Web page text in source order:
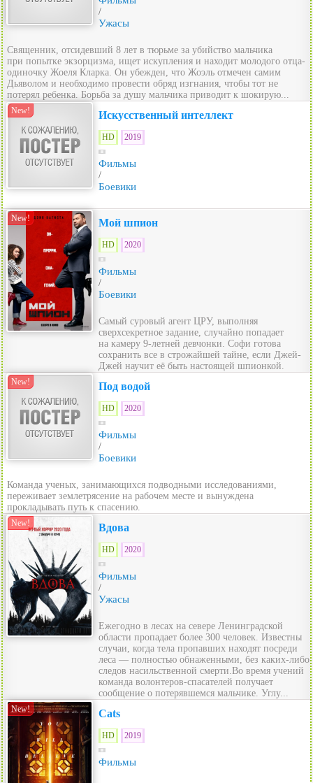
/
Ужасы
Священник, отсидевший 8 лет в тюрьме за убийство мальчика
при попытке экзорцизма, ищет искупления и находит молодого отца-
одиночку Жоеля Кларка. Он убежден, что Жоэль отмечен самим
Дьяволом и необходимо провести обряд изгнания, чтобы тот не
потерял ребенка. Борьба за душу мальчика приводит к шокирую...
New! Искусственный интеллект
HD 2019
Фильмы
/
Боевики
New! Мой шпион
HD 2020
Фильмы
/
Боевики
Самый суровый агент ЦРУ, выполняя
сверхсекретное задание, случайно попадает
на камеру 9-летней девчонки. Софи готова
сохранить все в строжайшей тайне, если Джей-
Джей научит её быть настоящей шпионкой.
New! Под водой
HD 2020
Фильмы
/
Боевики
Команда ученых, занимающихся подводными исследованиями,
переживает землетрясение на рабочем месте и вынуждена
прокладывать путь к спасению.
New! Вдова
HD 2020
Фильмы
/
Ужасы
Ежегодно в лесах на севере Ленинградской
области пропадает более 300 человек. Известны
случаи, когда тела пропавших находят посреди
леса — полностью обнаженными, без каких-либо
следов насильственной смерти.Во время учений
команда волонтеров-спасателей получает
сообщение о потерявшемся мальчике. Углу...
New! Cats
HD 2019
Фильмы